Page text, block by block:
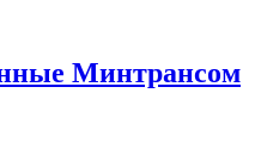
Минтрансом